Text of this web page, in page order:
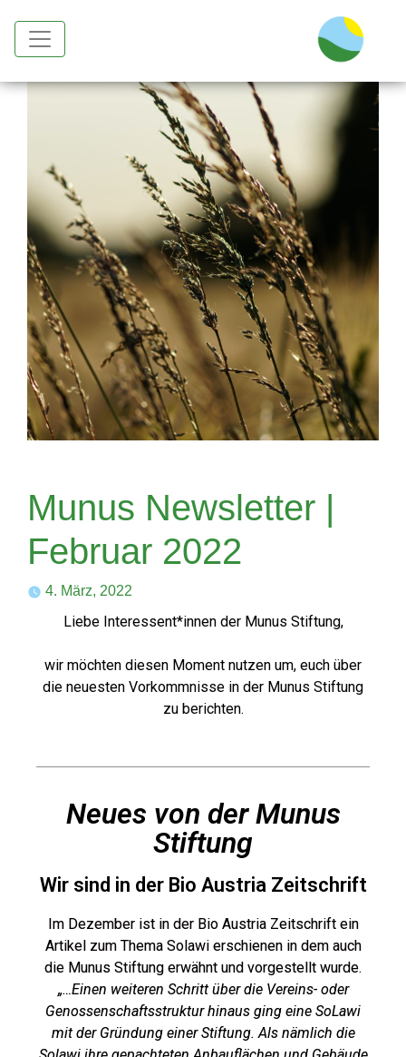
Munus Newsletter |
Februar 2022
4. März, 2022
Liebe Interessent*innen der Munus Stiftung,
wir möchten diesen Moment nutzen um, euch über
die neuesten Vorkommnisse in der Munus Stiftung
zu berichten.
Neues von der Munus
Stiftung
Wir sind in der Bio Austria Zeitschrift
Im Dezember ist in der Bio Austria Zeitschrift ein
Artikel zum Thema Solawi erschienen in dem auch
die Munus Stiftung erwähnt und vorgestellt wurde.
„…Einen weiteren Schritt über die Vereins- oder
Genossenschaftsstruktur hinaus ging eine SoLawi
mit der Gründung einer Stiftung. Als nämlich die